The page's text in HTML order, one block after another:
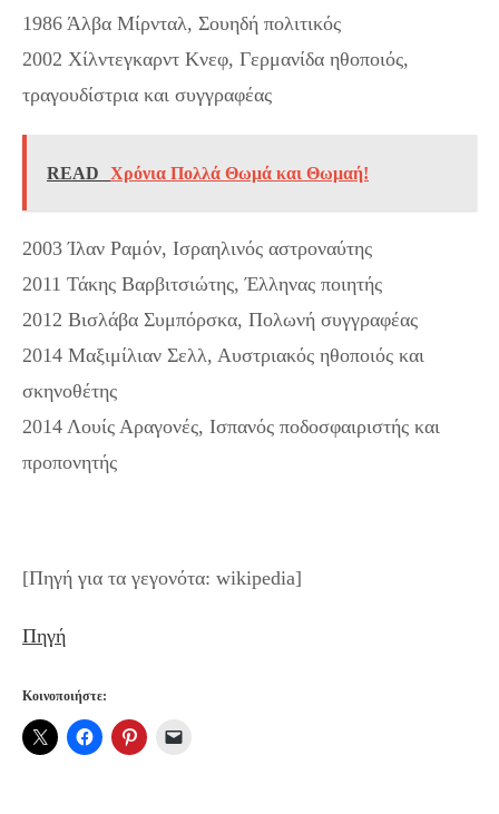
1986 Άλβα Μίρνταλ, Σουηδή πολιτικός
2002 Χίλντεγκαρντ Κνεφ, Γερμανίδα ηθοποιός,
τραγουδίστρια και συγγραφέας
READ Χρόνια Πολλά Θωμά και Θωμαή!
2003 Ίλαν Ραμόν, Ισραηλινός αστροναύτης
2011 Τάκης Βαρβιτσιώτης, Έλληνας ποιητής
2012 Βισλάβα Συμπόρσκα, Πολωνή συγγραφέας
2014 Μαξιμίλιαν Σελλ, Αυστριακός ηθοποιός και
σκηνοθέτης
2014 Λουίς Αραγονές, Ισπανός ποδοσφαιριστής και
προπονητής
[Πηγή για τα γεγονότα: wikipedia]
Πηγή
Κοινοποιήστε: